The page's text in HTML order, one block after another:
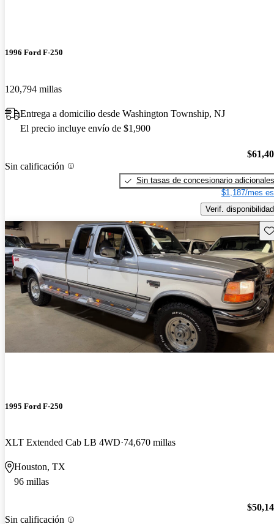
1996 Ford F-250
120,794 millas
Entrega a domicilio desde Washington Township, NJ
El precio incluye envío de $1,900
Sin calificación
Sin tasas de concesionario adicionales
$1,187/mes
Verif. disponibilidad
1995 Ford F-250
XLT Extended Cab LB 4WD 74,670 millas
Houston, TX
96 millas
Sin calificación